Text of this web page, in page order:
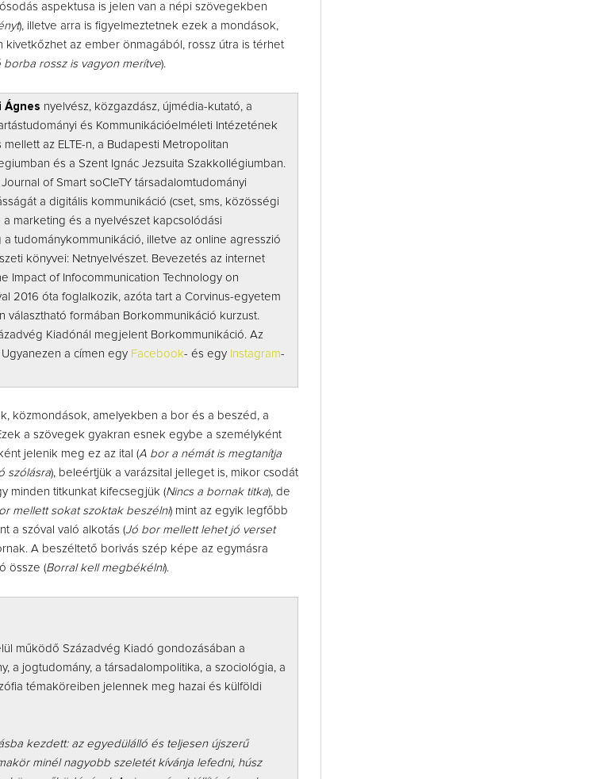
aspektusa is jelen van a népi szövegekben
), illetve arra is figyelmeztetnek ezek a mondások,
kivetkőzhet az ember önmagából, rossz útra is térhet
rossz is vagyon merítve).
Ágnes nyelvész, közgazdász, újmédia-kutató, a
és Kommunikációelméleti Intézetének
az ELTE-n, a Budapesti Metropolitan
és a Szent Ignác Jezsuita Szakkollégiumban.
of Smart soCIeTY társadalomtudományi
a digitális kommunikáció (cset, sms, közösségi
marketing és a nyelvészet kapcsolódási
tudománykommunikáció, illetve az online agresszió
könyvei: Netnyelvészet. Bevezetés az internet
Impact of Infocommunication Technology on
2016 óta foglalkozik, azóta tart a Corvinus-egyetem
választható formában Borkommunikáció kurzust.
Kiadónál megjelent Borkommunikáció. Az
a címen egy Facebook- és egy Instagram-
közmondások, amelyekben a bor és a beszéd, a
a szövegek gyakran esnek egybe a személyként
jelenik meg ez az ital (A bor a némát is megtanítja
szólásra), beleértjük a varázsital jelleget is, mikor csodát
minden titkunkat kifecsegjük (Nincs a bornak titka), de
mellett sokat szoktak beszélni) mint az egyik legfőbb
a szóval való alkotás (Jó bor mellett lehet jó verset
A beszéltető borivás szép képe az egymásra
össze (Borral kell megbékélni).
működő Századvég Kiadó gondozásában a
a jogtudomány, a társadalompolitika, a szociológia, a
témaköreiben jelennek meg hazai és külföldi
kezdett: az egyedülálló és teljesen újszerű
minél nagyobb szeletét kívánja lefedni, húsz